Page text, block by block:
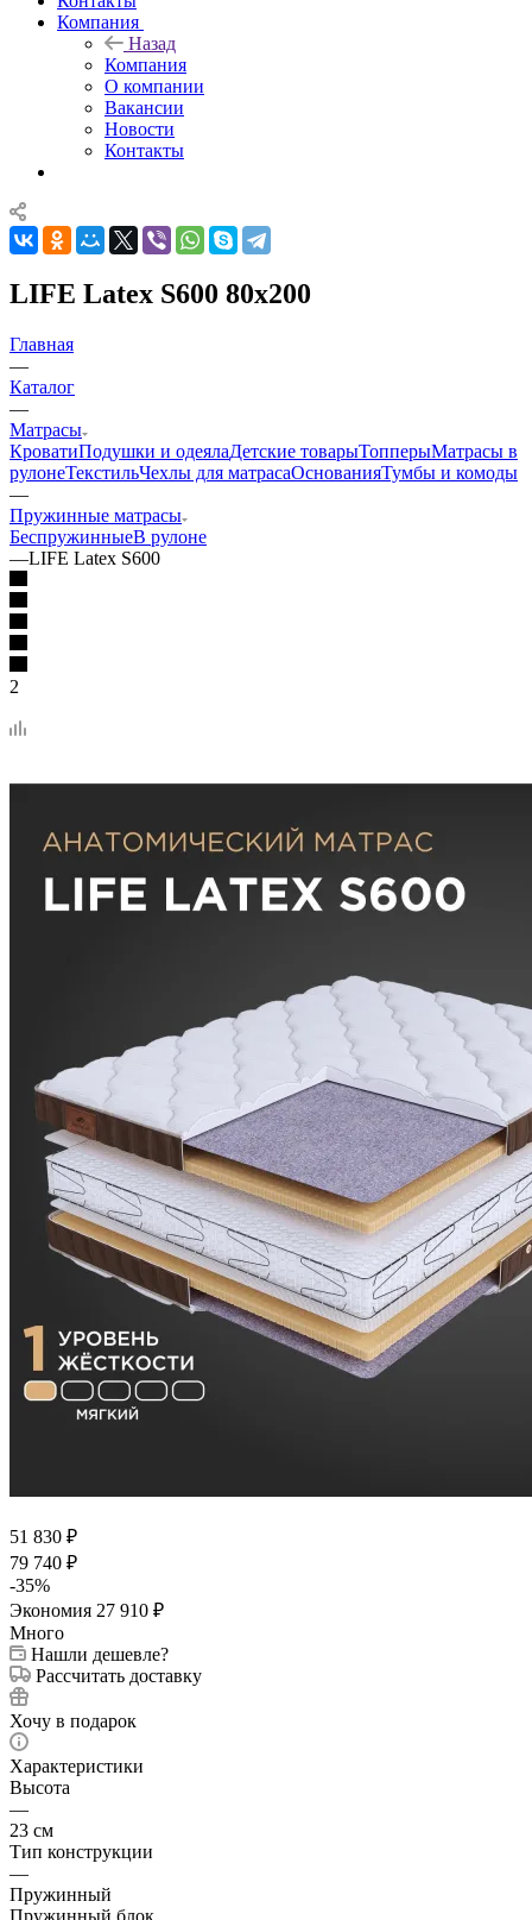
Компания
Назад
Компания
О компании
Вакансии
Новости
Контакты
LIFE Latex S600 80x200
Главная
—
Каталог
—
Матрасы
КроватиПодушки и одеялаДетские товарыТопперыМатрасы в
рулонеТекстильЧехлы для матрасаОснованияТумбы и комоды
—
Пружинные матрасы
БеспружинныеВ рулоне
—LIFE Latex S600
2
51 830 ₽
79 740 ₽
-35%
Экономия 27 910 ₽
Много
Нашли дешевле?
Рассчитать доставку
Хочу в подарок
Характеристики
Высота
—
23 см
Тип конструкции
—
Пружинный
Пружинный блок